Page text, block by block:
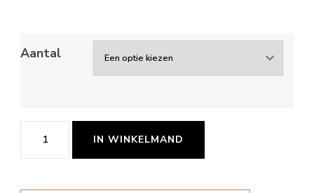
Aantal
Wijnetiket
Collega
IN WINKELMAND